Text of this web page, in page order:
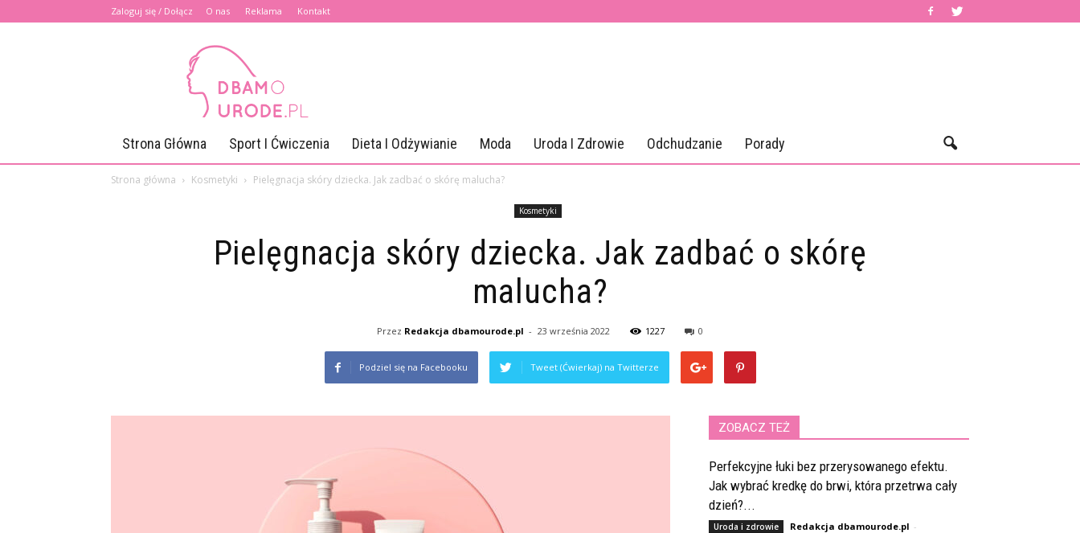
Zaloguj się / Dołącz O nas Reklama Kontakt
Dbamourode.pl
Strona Główna Sport I Ćwiczenia Dieta I Odżywianie Moda Uroda I Zdrowie Odchudzanie Porady
Strona główna Kosmetyki Pielęgnacja skóry dziecka. Jak zadbać o skórę malucha?
Kosmetyki
Pielęgnacja skóry dziecka. Jak zadbać o skórę
malucha?
Przez Redakcja dbamourode.pl - 23 września 2022 1227 0
Podziel się na Facebooku Tweet (Ćwierkaj) na Twitterze
ZOBACZ TEŻ
Perfekcyjne łuki bez przerysowanego efektu.
Jak wybrać kredkę do brwi, która przetrwa cały
dzień?...
Uroda i zdrowie Redakcja dbamourode.pl -